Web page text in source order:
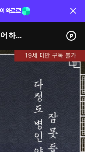
와르르!
다정도 병인 양하여 잠 못 들어 하노라 (단행본)